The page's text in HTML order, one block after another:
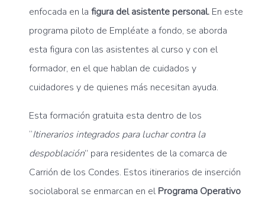
enfocada en la figura del asistente personal. En este
programa piloto de Empléate a fondo, se aborda
esta figura con las asistentes al curso y con el
formador, en el que hablan de cuidados y
cuidadores y de quienes más necesitan ayuda.
Esta formación gratuita esta dentro de los
“Itinerarios integrados para luchar contra la
despoblación” para residentes de la comarca de
Carrión de los Condes. Estos itinerarios de inserción
sociolaboral se enmarcan en el Programa Operativo